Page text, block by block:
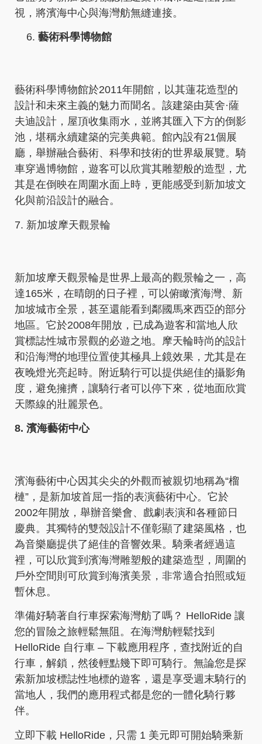
視，將濱海中心與海灣舫無縫連接。
藝術科學博物館
藝術科學博物館於2011年開館，以其蓮花造型的
設計和未來主義的魅力而聞名。該建築由莫舍·薩
夫迪設計，屋頂收集雨水，並將其匯入下方的倒影
池，堪稱永續建築的完美典範。館內設有21個展
廳，舉辦融合藝術、科學和技術的世界級展覽。騎
車穿過博物館，遊客可以欣賞其雕塑般的造型，尤
其是在倒映在周圍水面上時，更能感受到新加坡文
化與前沿設計的融合。
7. 新加坡摩天觀景輪
新加坡摩天觀景輪是世界上最高的觀景輪之一，高
達165米，在晴朗的日子裡，可以俯瞰濱海灣、新
加坡城市全景，甚至還能看到鄰國馬來西亞的部分
地區。它於2008年開放，已成為遊客和當地人欣
賞標誌性城市景觀的必遊之地。摩天輪時尚的設計
和沿海灣的地理位置使其極具上鏡效果，尤其是在
夜晚燈光亮起時。附近騎行可以提供絕佳的攝影角
度，避免擁擠，讓騎行者可以停下來，從地面欣賞
天際線的壯麗景色。
8. 濱海藝術中心
濱海藝術中心因其尖尖的外觀而被親切地稱為“榴
槤”，是新加坡首屈一指的表演藝術中心。它於
2002年開放，舉辦音樂會、戲劇表演和各種節日
慶典。其獨特的雙殼設計不僅彰顯了建築風格，也
為音樂廳提供了絕佳的音響效果。騎乘者經過這
裡，可以欣賞到濱海灣雕塑般的建築造型，周圍的
戶外空間則可欣賞到海濱美景，非常適合拍照或短
暫休息。
準備好騎著自行車探索海灣舫了嗎？ HelloRide 讓
您的冒險之旅輕鬆無阻。在海灣舫輕鬆找到
HelloRide 自行車 – 下載應用程序，查找附近的自
行車，解鎖，然後輕點幾下即可騎行。無論您是探
索新加坡標誌性地標的遊客，還是享受週末騎行的
當地人，我們的應用程式都是您的一體化騎行夥
伴。
立即下載 HelloRide，只需 1 美元即可開始騎乘新